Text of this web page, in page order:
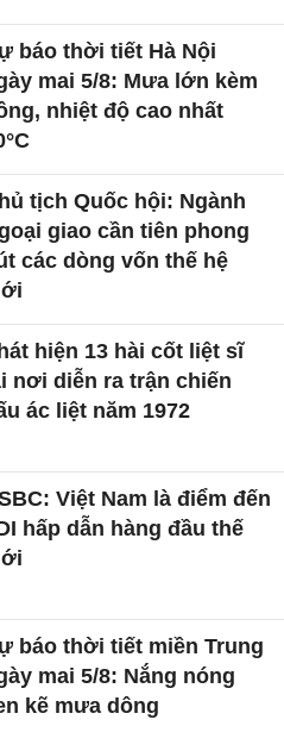
báo thời tiết Hà Nội
mai 5/8: Mưa lớn kèm
nhiệt độ cao nhất
tịch Quốc hội: Ngành
giao cần tiên phong
các dòng vốn thế hệ
hiện 13 hài cốt liệt sĩ
nơi diễn ra trận chiến
ác liệt năm 1972
Việt Nam là điểm đến
hấp dẫn hàng đầu thế
báo thời tiết miền Trung
mai 5/8: Nắng nóng
kẽ mưa dông